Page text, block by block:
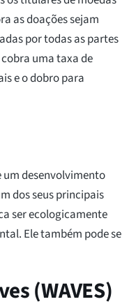
as doações sejam
por todas as partes
uma taxa de
e o dobro para
um desenvolvimento
dos seus principais
ser ecologicamente
Ele também pode se
(WAVES)